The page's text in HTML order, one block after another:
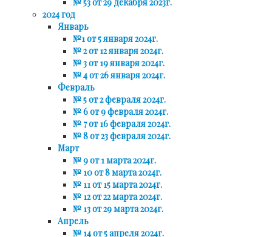
2024 год
Январь
№1 от 5 января 2024г.
№ 2 от 12 января 2024г.
№ 3 от 19 января 2024г.
№ 4 от 26 января 2024г.
Февраль
№ 5 от 2 февраля 2024г.
№ 6 от 9 февраля 2024г.
№ 7 от 16 февраля 2024г.
№ 8 от 23 февраля 2024г.
Март
№ 9 от 1 марта 2024г.
№ 10 от 8 марта 2024г.
№ 11 от 15 марта 2024г.
№ 12 от 22 марта 2024г.
№ 13 от 29 марта 2024г.
Апрель
№ 14 от 5 апреля 2024г.